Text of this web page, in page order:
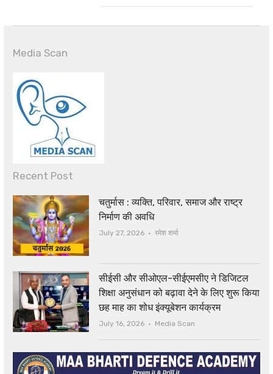
Media Scan
Recent Post
चतुर्मास : व्यक्ति, परिवार, समाज और राष्ट्र
निर्माण की अवधि
July 27, 2026 Author
रमेश शर्मा
सीईसी और सीओएल-सीईएमसीए ने डिजिटल
शिक्षा अनुसंधान को बढ़ावा देने के लिए शुरू किया
छह माह का शोध इंक्यूबेशन कार्यक्रम
July 16, 2026 Author
Media Scan